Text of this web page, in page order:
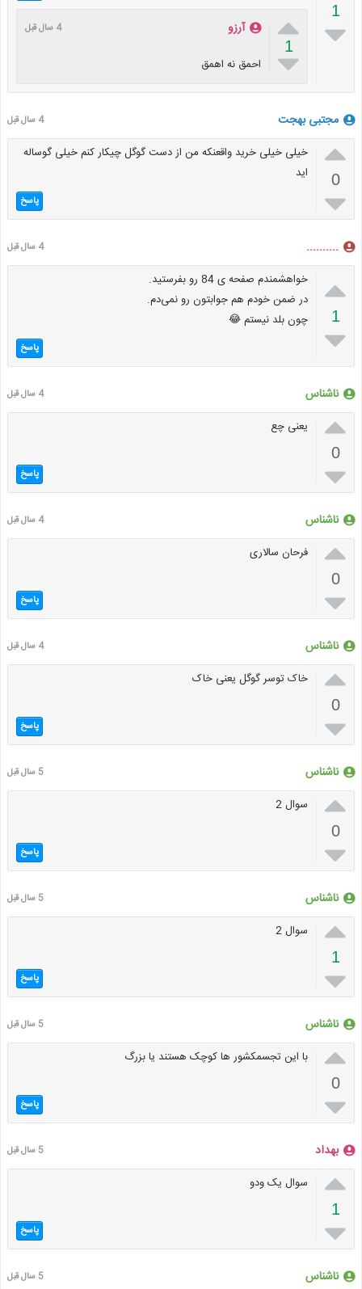
1


1

آرزو 4 سال قبل
احمق نه اهمق
مجتبی بهجت 4 سال قبل

0

خیلی خیلی خرید واقعنکه من از دست گوگل چیکار کنم خیلی گوساله
اید
پاسخ
.......... 4 سال قبل

1

خواهشمندم صفحه ی 84 رو بفرستید.
در ضمن خودم هم جوابتون رو نمی‌دم.
چون بلد نیستم 😂
پاسخ
ناشناس 4 سال قبل

0

یعنی چع
پاسخ
ناشناس 4 سال قبل

0

فرحان سالاری
پاسخ
ناشناس 4 سال قبل

0

خاک توسر گوگل یعنی خاک
پاسخ
ناشناس 5 سال قبل

0

سوال 2
پاسخ
ناشناس 5 سال قبل

1

سوال 2
پاسخ
ناشناس 5 سال قبل

0

با این تجسمکشور ها کوچک هستند یا بزرگ
پاسخ
بهداد 5 سال قبل

1

سوال یک ودو
پاسخ
ناشناس 5 سال قبل